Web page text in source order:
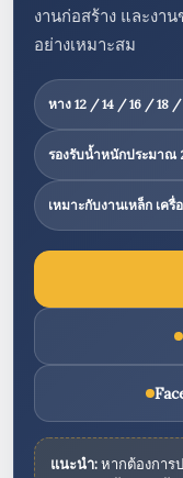
งานก่อสร้าง และง
อย่างเหมาะสม
หาง 12 / 14 / 16 / 18 /
รองรับน้ำหนักประมาณ
เหมาะกับงานเหล็ก เครื่
แนะนำ:หากต้องการ